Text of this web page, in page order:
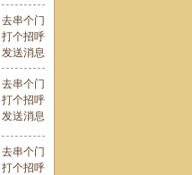
去串个门
打个招呼
发送消息
去串个门
打个招呼
发送消息
去串个门
打个招呼